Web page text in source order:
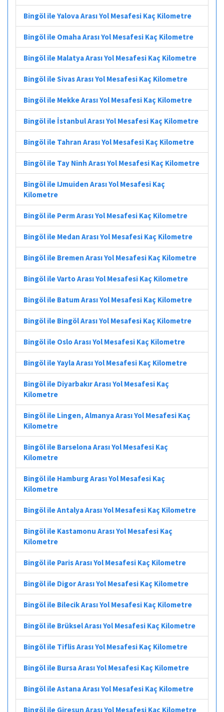
Bingöl ile Yalova Arası Yol Mesafesi Kaç Kilometre
Bingöl ile Omaha Arası Yol Mesafesi Kaç Kilometre
Bingöl ile Malatya Arası Yol Mesafesi Kaç Kilometre
Bingöl ile Sivas Arası Yol Mesafesi Kaç Kilometre
Bingöl ile Mekke Arası Yol Mesafesi Kaç Kilometre
Bingöl ile İstanbul Arası Yol Mesafesi Kaç Kilometre
Bingöl ile Tahran Arası Yol Mesafesi Kaç Kilometre
Bingöl ile Tay Ninh Arası Yol Mesafesi Kaç Kilometre
Bingöl ile IJmuiden Arası Yol Mesafesi Kaç
Kilometre
Bingöl ile Perm Arası Yol Mesafesi Kaç Kilometre
Bingöl ile Medan Arası Yol Mesafesi Kaç Kilometre
Bingöl ile Bremen Arası Yol Mesafesi Kaç Kilometre
Bingöl ile Varto Arası Yol Mesafesi Kaç Kilometre
Bingöl ile Batum Arası Yol Mesafesi Kaç Kilometre
Bingöl ile Bingöl Arası Yol Mesafesi Kaç Kilometre
Bingöl ile Oslo Arası Yol Mesafesi Kaç Kilometre
Bingöl ile Yayla Arası Yol Mesafesi Kaç Kilometre
Bingöl ile Diyarbakır Arası Yol Mesafesi Kaç
Kilometre
Bingöl ile Lingen, Almanya Arası Yol Mesafesi Kaç
Kilometre
Bingöl ile Barselona Arası Yol Mesafesi Kaç
Kilometre
Bingöl ile Hamburg Arası Yol Mesafesi Kaç
Kilometre
Bingöl ile Antalya Arası Yol Mesafesi Kaç Kilometre
Bingöl ile Kastamonu Arası Yol Mesafesi Kaç
Kilometre
Bingöl ile Paris Arası Yol Mesafesi Kaç Kilometre
Bingöl ile Digor Arası Yol Mesafesi Kaç Kilometre
Bingöl ile Bilecik Arası Yol Mesafesi Kaç Kilometre
Bingöl ile Brüksel Arası Yol Mesafesi Kaç Kilometre
Bingöl ile Tiflis Arası Yol Mesafesi Kaç Kilometre
Bingöl ile Bursa Arası Yol Mesafesi Kaç Kilometre
Bingöl ile Astana Arası Yol Mesafesi Kaç Kilometre
Bingöl ile Giresun Arası Yol Mesafesi Kaç Kilometre